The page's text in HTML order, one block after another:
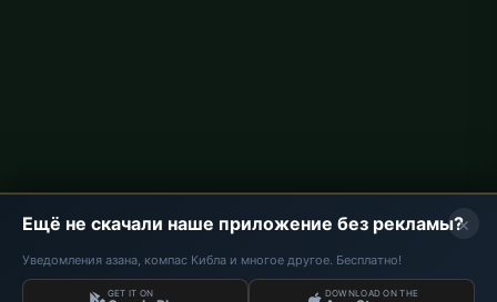
×
Ещё не скачали наше приложение без рекламы?
Уведомления азана, компас Кибла и многое другое. Бесплатно!
GET IT ON DOWNLOAD ON THE